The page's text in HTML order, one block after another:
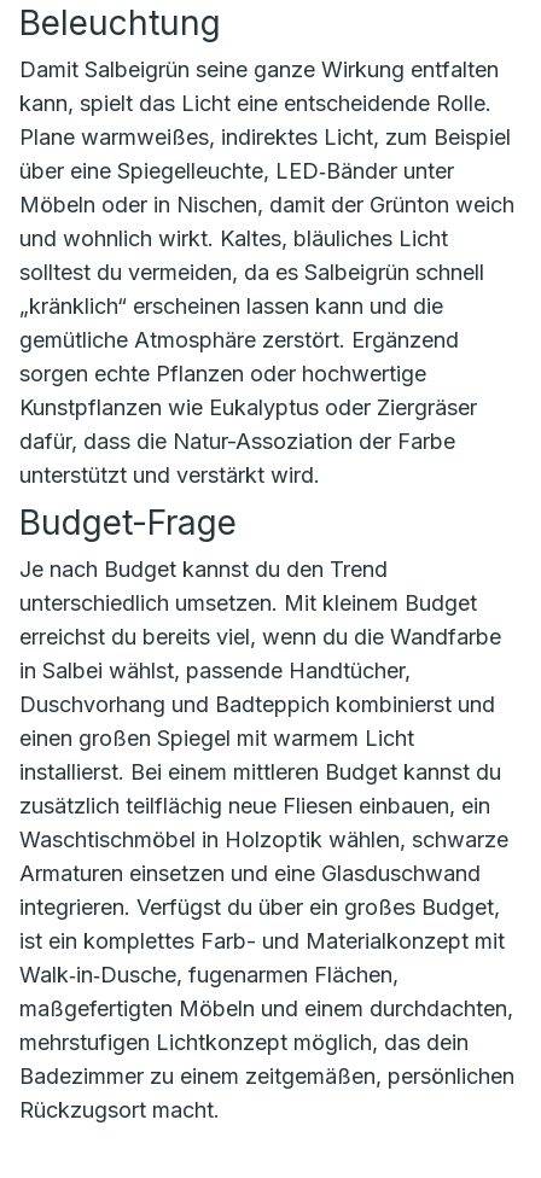
Beleuchtung
Damit Salbeigrün seine ganze Wirkung entfalten
kann, spielt das Licht eine entscheidende Rolle.
Plane warmweißes, indirektes Licht, zum Beispiel
über eine Spiegelleuchte, LED‑Bänder unter
Möbeln oder in Nischen, damit der Grünton weich
und wohnlich wirkt. Kaltes, bläuliches Licht
solltest du vermeiden, da es Salbeigrün schnell
„kränklich“ erscheinen lassen kann und die
gemütliche Atmosphäre zerstört. Ergänzend
sorgen echte Pflanzen oder hochwertige
Kunstpflanzen wie Eukalyptus oder Ziergräser
dafür, dass die Natur-Assoziation der Farbe
unterstützt und verstärkt wird.
Budget-Frage
Je nach Budget kannst du den Trend
unterschiedlich umsetzen. Mit kleinem Budget
erreichst du bereits viel, wenn du die Wandfarbe
in Salbei wählst, passende Handtücher,
Duschvorhang und Badteppich kombinierst und
einen großen Spiegel mit warmem Licht
installierst. Bei einem mittleren Budget kannst du
zusätzlich teilflächig neue Fliesen einbauen, ein
Waschtischmöbel in Holzoptik wählen, schwarze
Armaturen einsetzen und eine Glasduschwand
integrieren. Verfügst du über ein großes Budget,
ist ein komplettes Farb- und Materialkonzept mit
Walk‑in‑Dusche, fugenarmen Flächen,
maßgefertigten Möbeln und einem durchdachten,
mehrstufigen Lichtkonzept möglich, das dein
Badezimmer zu einem zeitgemäßen, persönlichen
Rückzugsort macht.